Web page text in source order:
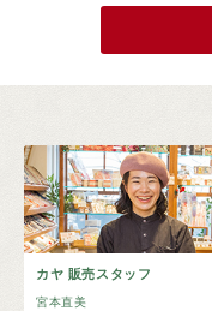
カヤ 販売スタッフ
宮本直美